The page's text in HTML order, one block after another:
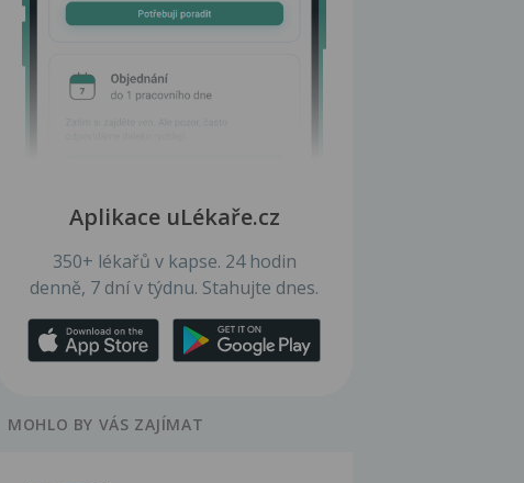
Aplikace uLékaře.cz
350+ lékařů v kapse. 24 hodin
denně, 7 dní v týdnu. Stahujte dnes.
MOHLO BY VÁS ZAJÍMAT